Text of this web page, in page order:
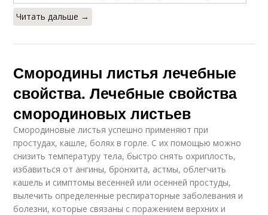
Читать дальше →
Смородины листья лечебные
свойства. Лечебные свойства
смородиновых листьев
Смородиновые листья успешно применяют при
простудах, кашле, болях в горле. С их помощью можно
снизить температуру тела, быстро снять охриплость,
избавиться от ангины, бронхита, астмы, облегчить
кашель и симптомы весенней или осенней простуды,
вылечить определенные респираторные заболевания и
болезни, которые связаны с поражением верхних и